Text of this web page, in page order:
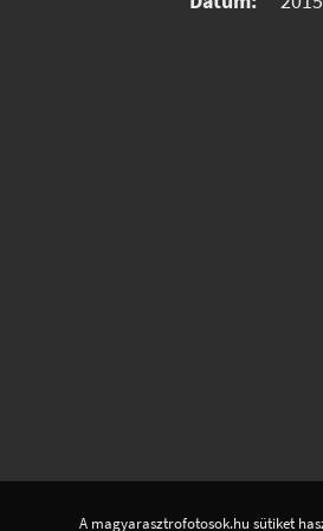
A magyarasztrofotosok.hu sütiket